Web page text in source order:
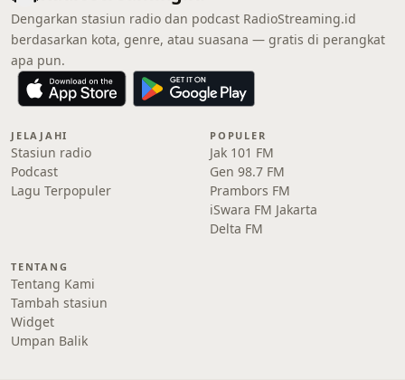
Dengarkan stasiun radio dan podcast RadioStreaming.id
berdasarkan kota, genre, atau suasana — gratis di perangkat
apa pun.
JELAJAHI
Stasiun radio
Podcast
Lagu Terpopuler
POPULER
Jak 101 FM
Gen 98.7 FM
Prambors FM
iSwara FM Jakarta
Delta FM
TENTANG
Tentang Kami
Tambah stasiun
Widget
Umpan Balik